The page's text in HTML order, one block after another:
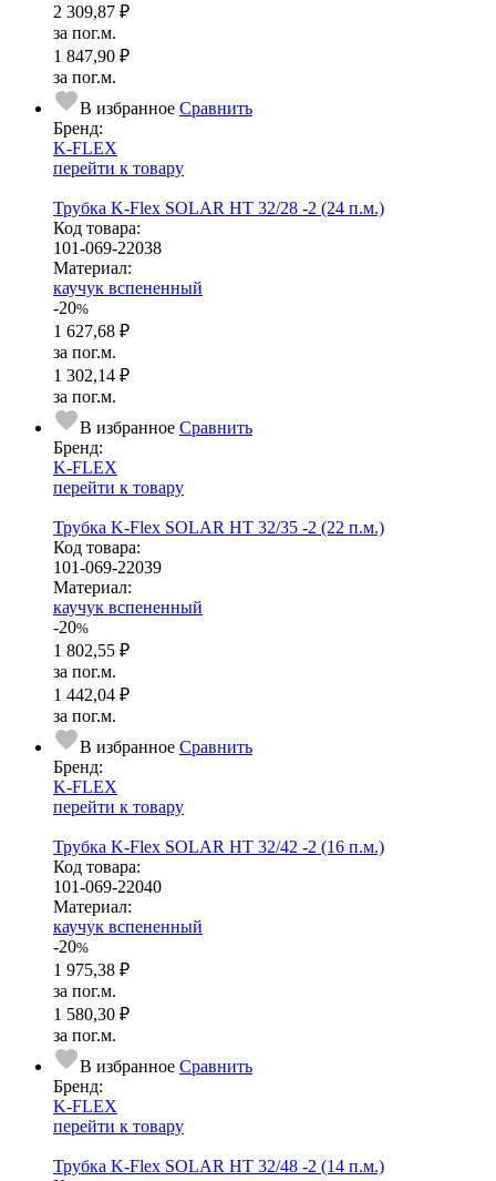
2 309,87 ₽
за пог.м.
1 847,90 ₽
за пог.м.
В избранное Сравнить
Бренд:
K-FLEX
перейти к товару
Трубка K-Flex SOLAR HT 32/28 -2 (24 п.м.)
Код товара:
101-069-22038
Ма­­те­­ри­­ал:
каучук вспененный
-20%
1 627,68 ₽
за пог.м.
1 302,14 ₽
за пог.м.
В избранное Сравнить
Бренд:
K-FLEX
перейти к товару
Трубка K-Flex SOLAR HT 32/35 -2 (22 п.м.)
Код товара:
101-069-22039
Ма­­те­­ри­­ал:
каучук вспененный
-20%
1 802,55 ₽
за пог.м.
1 442,04 ₽
за пог.м.
В избранное Сравнить
Бренд:
K-FLEX
перейти к товару
Трубка K-Flex SOLAR HT 32/42 -2 (16 п.м.)
Код товара:
101-069-22040
Ма­­те­­ри­­ал:
каучук вспененный
-20%
1 975,38 ₽
за пог.м.
1 580,30 ₽
за пог.м.
В избранное Сравнить
Бренд:
K-FLEX
перейти к товару
Трубка K-Flex SOLAR HT 32/48 -2 (14 п.м.)